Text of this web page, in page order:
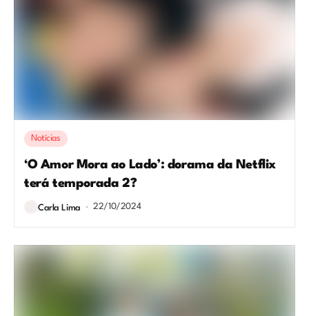
Notícias
‘O Amor Mora ao Lado’: dorama da Netflix
terá temporada 2?
Carla Lima 22/10/2024